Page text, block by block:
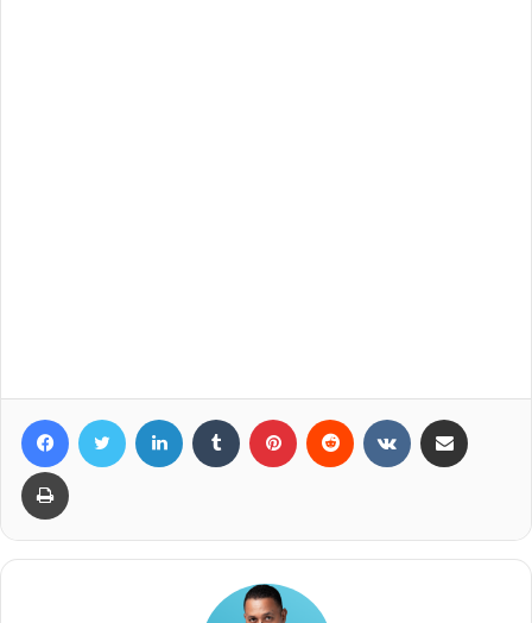
FacebookTwitter LinkedIn Tumblr Pinterest Reddit VKontakte
Imprimir